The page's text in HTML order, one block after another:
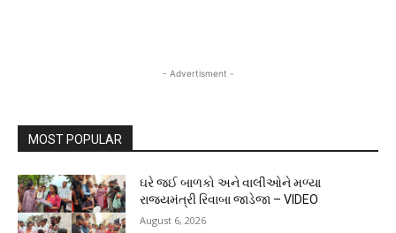
- Advertisment -
MOST POPULAR
ઘરે જઈ બાળકો અને વાલીઓને મળ્યા
રાજ્યમંત્રી રિવાબા જાડેજા – VIDEO
August 6, 2026